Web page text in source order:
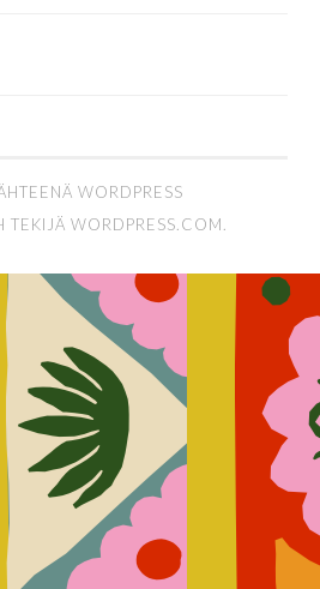
WORDPRESS
TEKIJÄ WORDPRESS.COM.